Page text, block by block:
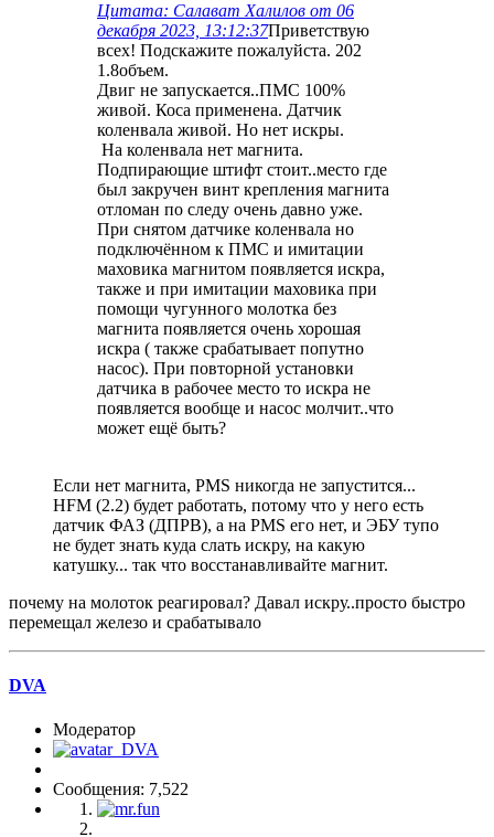
Цитата: Салават Халилов от 06
декабря 2023, 13:12:37Приветствую
всех! Подскажите пожалуйста. 202
1.8объем.
Двиг не запускается..ПМС 100%
живой. Коса применена. Датчик
коленвала живой. Но нет искры.
На коленвала нет магнита.
Подпирающие штифт стоит..место где
был закручен винт крепления магнита
отломан по следу очень давно уже.
При снятом датчике коленвала но
подключённом к ПМС и имитации
маховика магнитом появляется искра,
также и при имитации маховика при
помощи чугунного молотка без
магнита появляется очень хорошая
искра ( также срабатывает попутно
насос). При повторной установки
датчика в рабочее место то искра не
появляется вообще и насос молчит..что
может ещё быть?
Если нет магнита, PMS никогда не запустится...
HFM (2.2) будет работать, потому что у него есть
датчик ФАЗ (ДПРВ), а на PMS его нет, и ЭБУ тупо
не будет знать куда слать искру, на какую
катушку... так что восстанавливайте магнит.
почему на молоток реагировал? Давал искру..просто быстро
перемещал железо и срабатывало
DVA
Модератор
Сообщения: 7,522